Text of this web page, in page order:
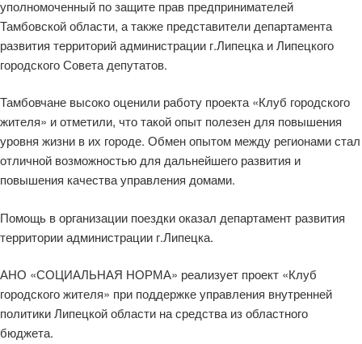
уполномоченный по защите прав предпринимателей
Тамбовской области, а также представители департамента
развития территорий администрации г.Липецка и Липецкого
городского Совета депутатов.
Тамбовчане высоко оценили работу проекта «Клуб городского
жителя» и отметили, что такой опыт полезен для повышения
уровня жизни в их городе. Обмен опытом между регионами стал
отличной возможностью для дальнейшего развития и
повышения качества управления домами.
Помощь в организации поездки оказал департамент развития
территории администрации г.Липецка.
АНО «СОЦИАЛЬНАЯ НОРМА» реализует проект «Клуб
городского жителя» при поддержке управления внутренней
политики Липецкой области на средства из областного
бюджета.